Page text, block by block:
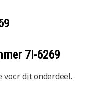
7I-6269
dit onderdeel.